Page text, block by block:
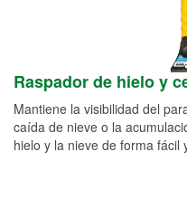
Raspador de hielo y
Mantiene la visibilidad del
caída de nieve o la
hielo y la nieve de forma fácil